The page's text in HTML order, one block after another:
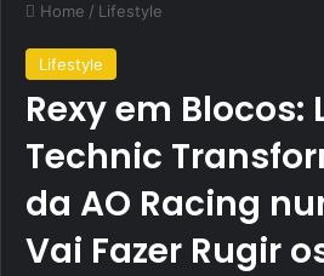
Home / Lifestyle
Lifestyle
Rexy em Blocos:
Technic
da AO Racing
Vai Fazer Rugir